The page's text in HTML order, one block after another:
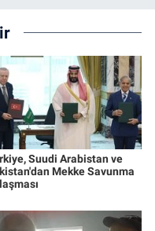
Suudi Arabistan ve
Mekke Savunma